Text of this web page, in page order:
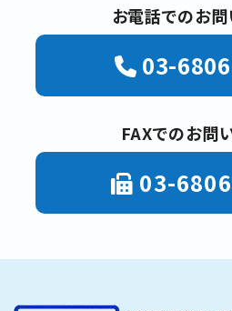
お電話でのお
03-
FAXでのお問
03-